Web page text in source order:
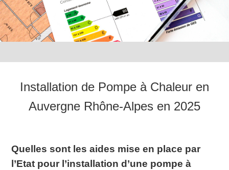
Installation de Pompe à Chaleur en
Auvergne Rhône-Alpes en 2025
Quelles sont les aides mise en place par
l’Etat pour l’installation d’une pompe à